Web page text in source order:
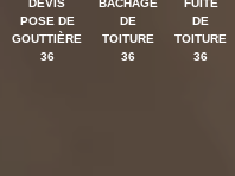
DEVIS
POSE DE
GOUTTIÈRE
36
BÂCHAGE
DE
TOITURE
36
FUITE
DE
TOITURE
36